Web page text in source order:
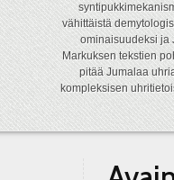
vähittäistä
ominaisuudeksi ja
Markuksen tekstien
pitää Jumalaa
kompleksisen